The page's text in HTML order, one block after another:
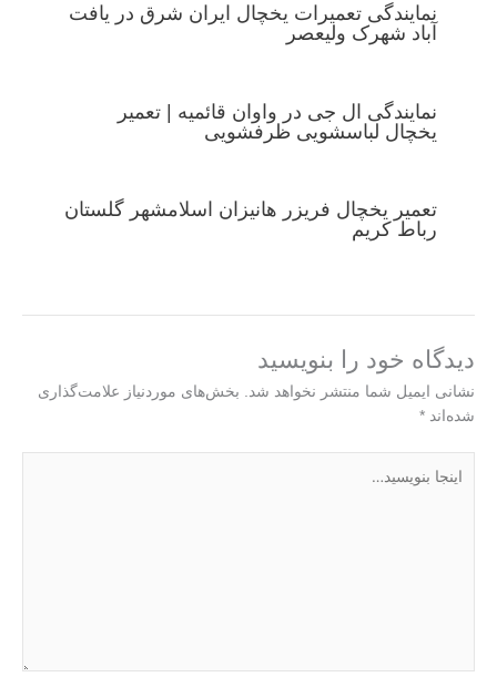
نمایندگی تعمیرات یخچال ایران شرق در یافت
آباد شهرک ولیعصر
نمایندگی ال جی در واوان قائمیه | تعمیر
یخچال لباسشویی ظرفشویی
تعمیر یخچال فریزر هانیزان اسلامشهر گلستان
رباط کریم
دیدگاه‌ خود را بنویسید
نشانی ایمیل شما منتشر نخواهد شد. بخش‌های موردنیاز علامت‌گذاری
شده‌اند *
بنویسید…